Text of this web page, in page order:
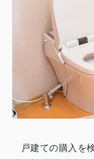
戸建ての購入を